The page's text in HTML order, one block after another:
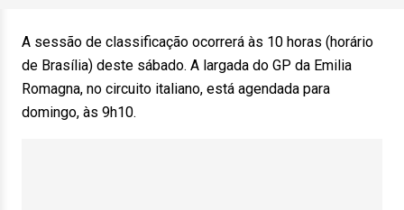
A sessão de classificação ocorrerá às 10 horas (horário
de Brasília) deste sábado. A largada do GP da Emilia
Romagna, no circuito italiano, está agendada para
domingo, às 9h10.